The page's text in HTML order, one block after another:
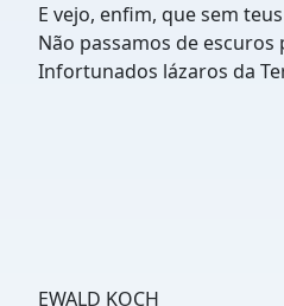
E vejo, enfim, que sem
Não passamos de escuros
Infortunados lázaros da
EWALD KOCH